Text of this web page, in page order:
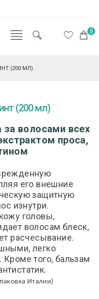
0
(200 МЛ)
(200 мл)
за волосами всех
проса,
его внешние
защитную
изнутри.
головы,
волосам блеск,
расчесывание.
легко
того, бальзам
Италии)